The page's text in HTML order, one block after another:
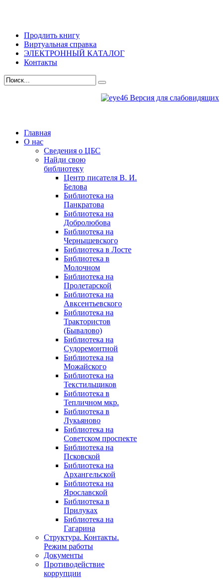
Продлить книгу
Виртуальная справка
ЭЛЕКТРОННЫЙ КАТАЛОГ
Контакты
Версия для слабовидящих
Главная
О нас
Сведения о ЦБС
Найди свою
библиотеку
Центр писателя В. И.
Белова
Библиотека на
Панкратова
Библиотека на
Добролюбова
Библиотека на
Чернышевского
Библиотека в Лосте
Библиотека в
Молочном
Библиотека на
Пролетарской
Библиотека на
Авксентьевского
Библиотека на
Трактористов
(Бывалово)
Библиотека на
Судоремонтной
Библиотека на
Можайского
Библиотека на
Текстильщиков
Библиотека в
Тепличном мкр.
Библиотека в
Лукьяново
Библиотека на
Советском проспекте
Библиотека на
Псковской
Библиотека на
Архангельской
Библиотека на
Ярославской
Библиотека в
Прилуках
Библиотека на
Гагарина
Структура. Контакты.
Режим работы
Документы
Противодействие
коррупции